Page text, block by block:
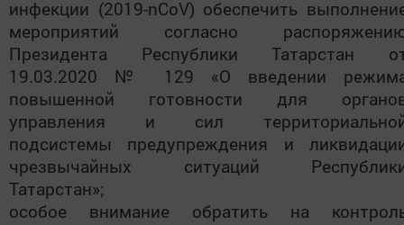
инфекции (2019-nCoV) обеспечить
мероприятий согласно
Президента Республики Татарстан
19.03.2020 № 129 «О введении
повышенной готовности для
управления и сил
подсистемы предупреждения и
чрезвычайных ситуаций
Татарстан»;
особое внимание обратить на